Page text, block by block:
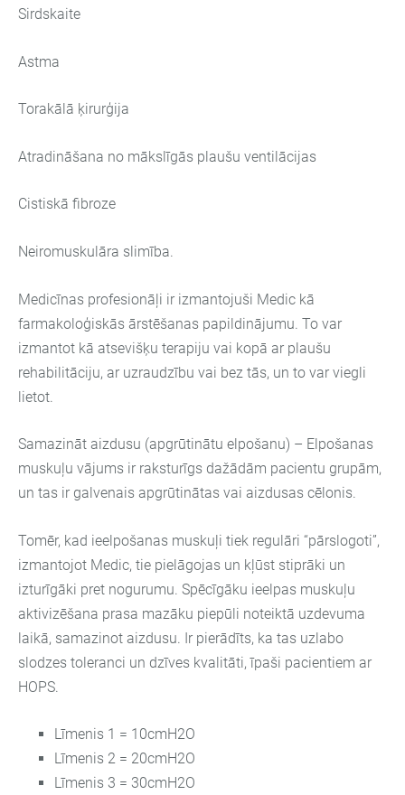
Sirdskaite
Astma
Torakālā ķirurģija
Atradināšana no mākslīgās plaušu ventilācijas
Cistiskā fibroze
Neiromuskulāra slimība.
Medicīnas profesionāļi ir izmantojuši Medic kā
farmakoloģiskās ārstēšanas papildinājumu. To var
izmantot kā atsevišķu terapiju vai kopā ar plaušu
rehabilitāciju, ar uzraudzību vai bez tās, un to var viegli
lietot.
Samazināt aizdusu (apgrūtinātu elpošanu) – Elpošanas
muskuļu vājums ir raksturīgs dažādām pacientu grupām,
un tas ir galvenais apgrūtinātas vai aizdusas cēlonis.
Tomēr, kad ieelpošanas muskuļi tiek regulāri “pārslogoti”,
izmantojot Medic, tie pielāgojas un kļūst stiprāki un
izturīgāki pret nogurumu. Spēcīgāku ieelpas muskuļu
aktivizēšana prasa mazāku piepūli noteiktā uzdevuma
laikā, samazinot aizdusu. Ir pierādīts, ka tas uzlabo
slodzes toleranci un dzīves kvalitāti, īpaši pacientiem ar
HOPS.
Līmenis 1 = 10cmH2O
Līmenis 2 = 20cmH2O
Līmenis 3 = 30cmH2O